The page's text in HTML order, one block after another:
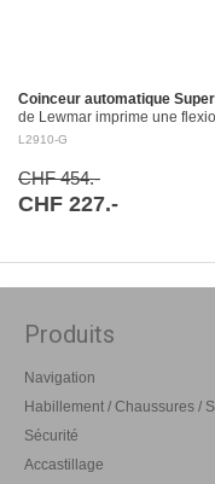
Coinceur automatique
de Lewmar imprime une
l’endommager Largage
L2910-G
CHF 454.-
CHF 227.-
Produits
Navigation
Habillement / Chaussures /
Sécurité
Accastillage